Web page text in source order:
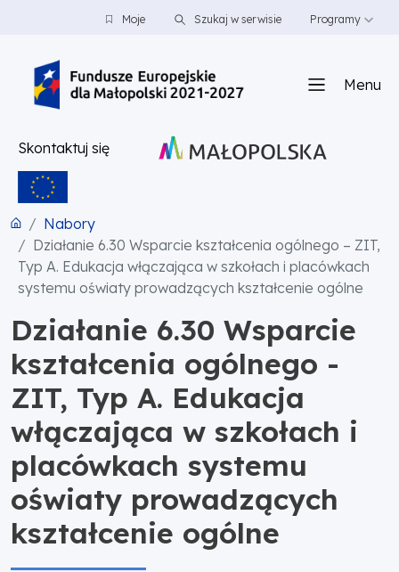
PRZEJDŹ DO TREŚCI
PRZEJDŹ DO MENUMoje Szukaj w serwisie Programy
Menu
Skontaktuj się
Nabory
Działanie 6.30 Wsparcie kształcenia ogólnego – ZIT,
Typ A. Edukacja włączająca w szkołach i placówkach
systemu oświaty prowadzących kształcenie ogólne
Działanie 6.30 Wsparcie
kształcenia ogólnego -
ZIT, Typ A. Edukacja
włączająca w szkołach i
placówkach systemu
oświaty prowadzących
kształcenie ogólne